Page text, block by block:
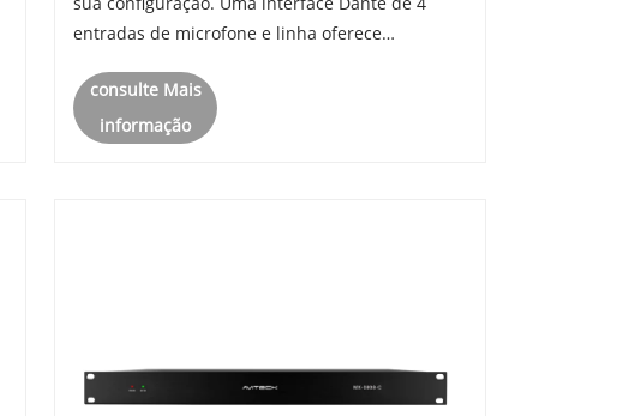
entradas de microfone e linha oferece
analógicas tradicionais com redes digitais de
última geração. Neste artigo, exploram......
consulte Mais
informação